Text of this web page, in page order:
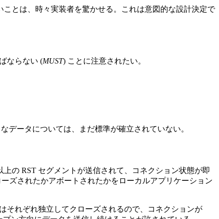
とは、時々実装者を驚かせる。これは意図的な設計決定で
ならない (MUST) ことに注意されたい。
データについては、まだ標準が確立されていない。
の RST セグメントが送信されて、コネクション状態が即
ズされたかアボートされたかをローカルアプリケーション
それぞれ独立してクローズされるので、コネクションが